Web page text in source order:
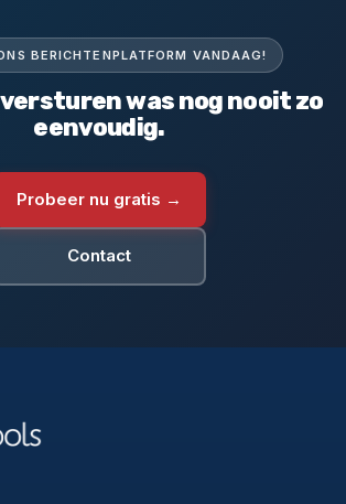
BERICHTENPLATFORM VANDAAG!
was nog nooit zo
eenvoudig.
Probeer nu gratis →
Contact